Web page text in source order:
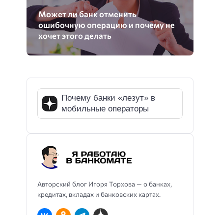
Может ли банк отменить
ошибочную операцию и почему не
хочет этого делать
Авторский блог Игоря Торхова — о банках,
кредитах, вкладах и банковских картах.
Почему банки «лезут» в
мобильные операторы